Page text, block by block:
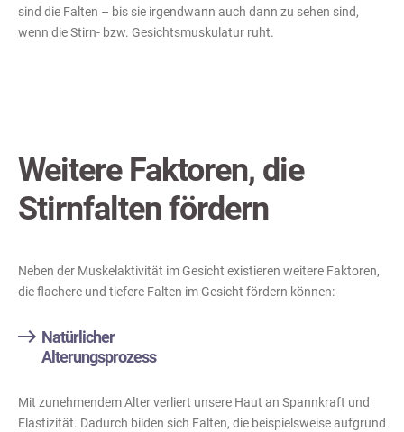
sind die Falten – bis sie irgendwann auch dann zu sehen sind,
wenn die Stirn- bzw. Gesichtsmuskulatur ruht.
Weitere Faktoren, die
Stirnfalten fördern
Neben der Muskelaktivität im Gesicht existieren weitere Faktoren,
die flachere und tiefere Falten im Gesicht fördern können:
Natürlicher
Alterungsprozess
Mit zunehmendem Alter verliert unsere Haut an Spannkraft und
Elastizität. Dadurch bilden sich Falten, die beispielsweise aufgrund